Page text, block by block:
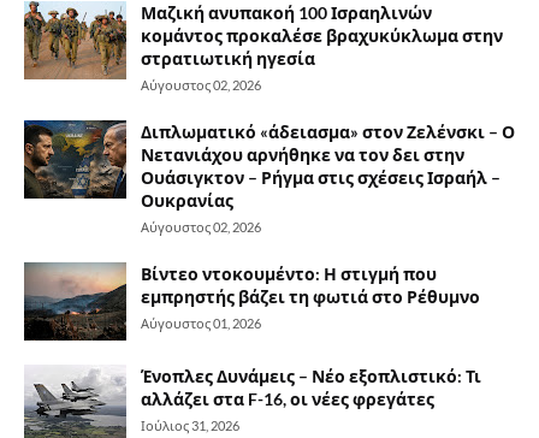
Μαζική ανυπακοή 100 Ισραηλινών
κομάντος προκαλέσε βραχυκύκλωμα στην
στρατιωτική ηγεσία
Αύγουστος 02, 2026
Διπλωματικό «άδειασμα» στον Ζελένσκι – Ο
Νετανιάχου αρνήθηκε να τον δει στην
Ουάσιγκτον – Ρήγμα στις σχέσεις Ισραήλ –
Ουκρανίας
Αύγουστος 02, 2026
Βίντεο ντοκουμέντο: Η στιγμή που
εμπρηστής βάζει τη φωτιά στο Ρέθυμνο
Αύγουστος 01, 2026
Ένοπλες Δυνάμεις – Νέο εξοπλιστικό: Τι
αλλάζει στα F-16, οι νέες φρεγάτες
Ιούλιος 31, 2026